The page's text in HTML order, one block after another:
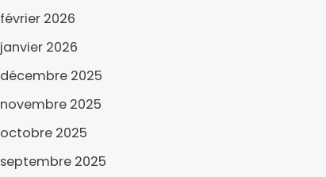
février 2026
janvier 2026
décembre 2025
novembre 2025
octobre 2025
septembre 2025